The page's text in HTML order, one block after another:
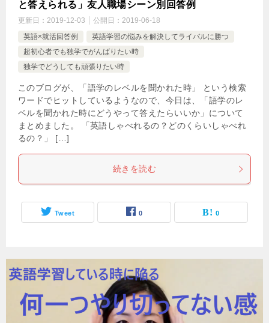
と答えられる」友人職場シーン別回答例
更新日： 2019-12-03 公開日： 2019-06-18
英語×就活回答例
英語学習の悩みを解決してライバルに勝つ
超初心者でも独学でがんばりたい時
独学でどうしても頑張りたい時
このブログが、「語学のレベルを聞かれた時」 という検索
ワードでヒットしているようなので、今日は、「語学のレ
ベルを聞かれた時にどうやって答えたらいいか」について
まとめました。 「英語しゃべれるの？どのくらいしゃべれ
るの？」 […]
続きを読む
Tweet 0 0